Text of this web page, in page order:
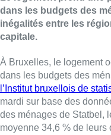
dans les budgets des
inégalités entre les
capitale.
À Bruxelles, le logement
dans les budgets des
l’Institut bruxellois de
mardi sur base des
des ménages de Statbel,
moyenne 34,6 % de leurs